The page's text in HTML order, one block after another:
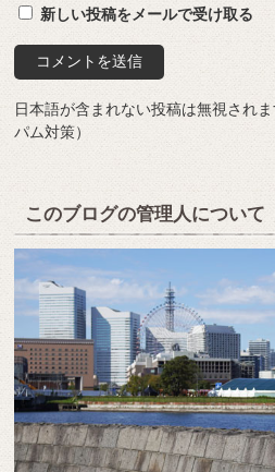
新しい投稿をメールで受け取る
日本語が含まれない投稿は無視され
パム対策）
このブログの管理人について